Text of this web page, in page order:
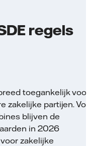
regels
toegankelijk voor
zakelijke partijen.
blijven de
in 2026
zakelijke